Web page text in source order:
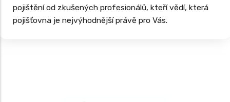
pojištění od zkušených profesionálů, kteří vědí, která
pojišťovna je nejvýhodnější právě pro Vás.